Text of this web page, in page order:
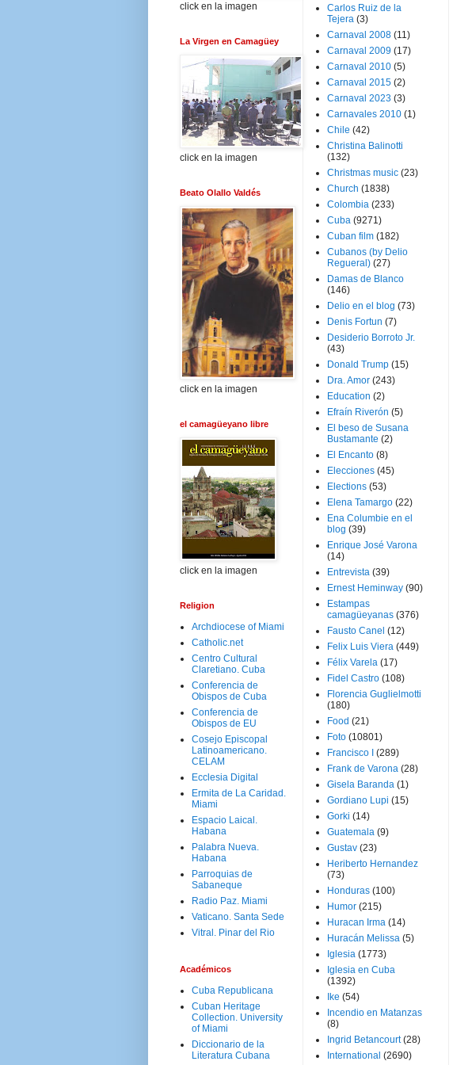
click en la imagen
La Virgen en Camagüey
click en la imagen
Beato Olallo Valdés
click en la imagen
el camagüeyano libre
click en la imagen
Religion
Archdiocese of Miami
Catholic.net
Centro Cultural
Claretiano. Cuba
Conferencia de
Obispos de Cuba
Conferencia de
Obispos de EU
Cosejo Episcopal
Latinoamericano.
CELAM
Ecclesia Digital
Ermita de La Caridad.
Miami
Espacio Laical.
Habana
Palabra Nueva.
Habana
Parroquias de
Sabaneque
Radio Paz. Miami
Vaticano. Santa Sede
Vitral. Pinar del Rio
Académicos
Cuba Republicana
Cuban Heritage
Collection. University
of Miami
Diccionario de la
Literatura Cubana
Carlos Ruiz de la
Tejera (3)
Carnaval 2008 (11)
Carnaval 2009 (17)
Carnaval 2010 (5)
Carnaval 2015 (2)
Carnaval 2023 (3)
Carnavales 2010 (1)
Chile (42)
Christina Balinotti
(132)
Christmas music (23)
Church (1838)
Colombia (233)
Cuba (9271)
Cuban film (182)
Cubanos (by Delio
Regueral) (27)
Damas de Blanco
(146)
Delio en el blog (73)
Denis Fortun (7)
Desiderio Borroto Jr.
(43)
Donald Trump (15)
Dra. Amor (243)
Education (2)
Efraín Riverón (5)
El beso de Susana
Bustamante (2)
El Encanto (8)
Elecciones (45)
Elections (53)
Elena Tamargo (22)
Ena Columbie en el
blog (39)
Enrique José Varona
(14)
Entrevista (39)
Ernest Heminway (90)
Estampas
camagüeyanas (376)
Fausto Canel (12)
Felix Luis Viera (449)
Félix Varela (17)
Fidel Castro (108)
Florencia Guglielmotti
(180)
Food (21)
Foto (10801)
Francisco I
(289)
Frank de Varona (28)
Gisela Baranda (1)
Gordiano Lupi (15)
Gorki (14)
Guatemala (9)
Gustav (23)
Heriberto Hernandez
(73)
Honduras (100)
Humor (215)
Huracan Irma (14)
Huracán Melissa (5)
Iglesia (1773)
Iglesia en Cuba
(1392)
Ike (54)
Incendio en Matanzas
(8)
Ingrid Betancourt (28)
International (2690)